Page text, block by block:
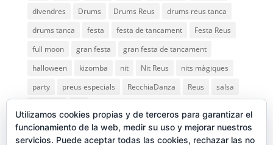
divendres
Drums Drums Reus
drums reus tanca
drums tanca
festa festa de tancament
Festa Reus
full moon
gran festa
gran festa de tancament
halloween
kizomba nit Nit Reus
nits màgiques
party
preus especials RecchiaDanza Reus
salsa
Utilizamos cookies propias y de terceros para garantizar el
funcionamiento de la web, medir su uso y mejorar nuestros
servicios. Puede aceptar todas las cookies, rechazar las no